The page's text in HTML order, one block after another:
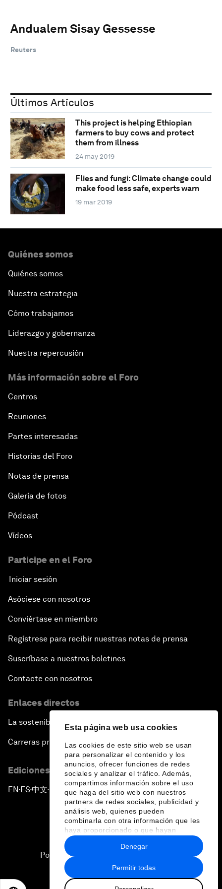
Esta página web usa cookies
Las cookies de este sitio web se usan
para personalizar el contenido y los
anuncios, ofrecer funciones de redes
sociales y analizar el tráfico. Además,
compartimos información sobre el uso
que haga del sitio web con nuestros
partners de redes sociales, publicidad y
análisis web, quienes pueden
combinarla con otra información que les
haya proporcionado o que hayan
recopilado a partir del uso que haya
hecho de sus servicios.
Permitir todas
Denegar
Andualem Sisay Gessesse
Reuters
Últimos Artículos
This project is helping Ethiopian
farmers to buy cows and protect
them from illness
24 may 2019
Flies and fungi: Climate change could
make food less safe, experts warn
19 mar 2019
Quiénes somos
Quiénes somos
Nuestra estrategia
Cómo trabajamos
Liderazgo y gobernanza
Nuestra repercusión
Más información sobre el Foro
Centros
Reuniones
Partes interesadas
Historias del Foro
Notas de prensa
Galería de fotos
Pódcast
Vídeos
Participe en el Foro
Iniciar sesión
Asóciese con nosotros
Conviértase en miembro
Regístrese para recibir nuestras notas de prensa
Suscríbase a nuestros boletines
Contacte con nosotros
Enlaces directos
La sostenibilidad en el Foro
Carreras profesionales
Ediciones en otros idiomas
EN ▪ES▪中文▪ 日本語
Política de privacidad y normas de uso
Sitemap